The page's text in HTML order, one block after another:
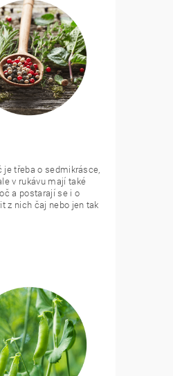
je třeba o sedmikrásce,
v rukávu mají také
a postarají se i o
z nich čaj nebo jen tak